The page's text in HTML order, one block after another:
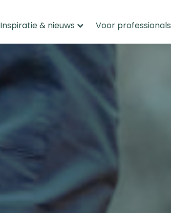
Inspiratie & nieuws Voor professionals